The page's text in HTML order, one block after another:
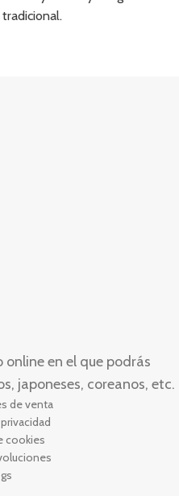
tradicional.
en el que podrás
japoneses, coreanos, etc.
de venta
cookies